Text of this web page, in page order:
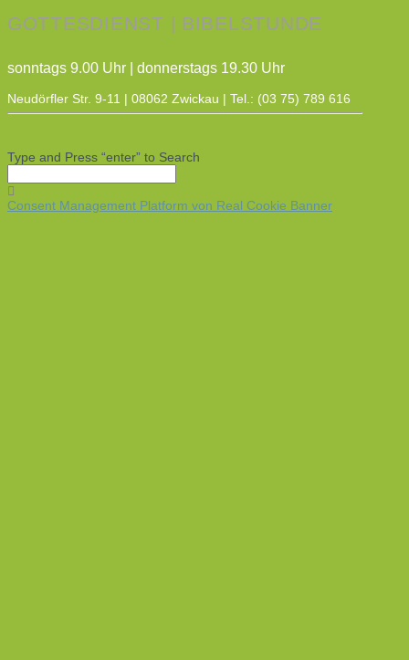
GOTTESDIENST | BIBELSTUNDE
sonntags 9.00 Uhr | donnerstags 19.30 Uhr
Neudörfler Str. 9-11 | 08062 Zwickau | Tel.: (03 75) 789 616
Type and Press “enter” to Search
Consent Management Platform von Real Cookie Banner